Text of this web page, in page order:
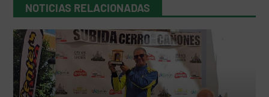
NOTICIAS RELACIONADAS